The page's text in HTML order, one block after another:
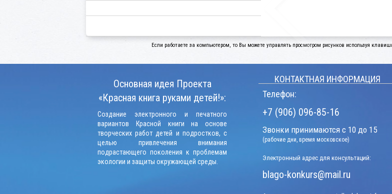
Если работаете за компьютером, то Вы можете управлять просмотром рисунков используя
Основная идея Проекта
«Красная книга руками детей!»:
Создание электронного и печатного
вариантов Красной книги на основе
творческих работ детей и подростков, с
целью привлечения внимания
подрастающего поколения к проблемам
экологии и защиты окружающей среды.
КОНТАКТНАЯ ИНФОРМАЦИЯ
Телефон:
+7 (906) 096-85-16
Звонки принимаются с 10 до 15
(рабочие дни, время московское)
Электронный адрес для консультаций:
blago-konkurs@mail.ru